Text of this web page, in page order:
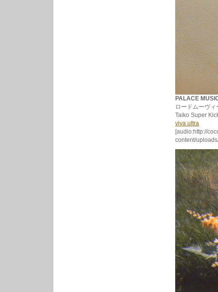
PALACE
ロードムーヴ
Taiko Super
viva ultra
[audio:http://
content/